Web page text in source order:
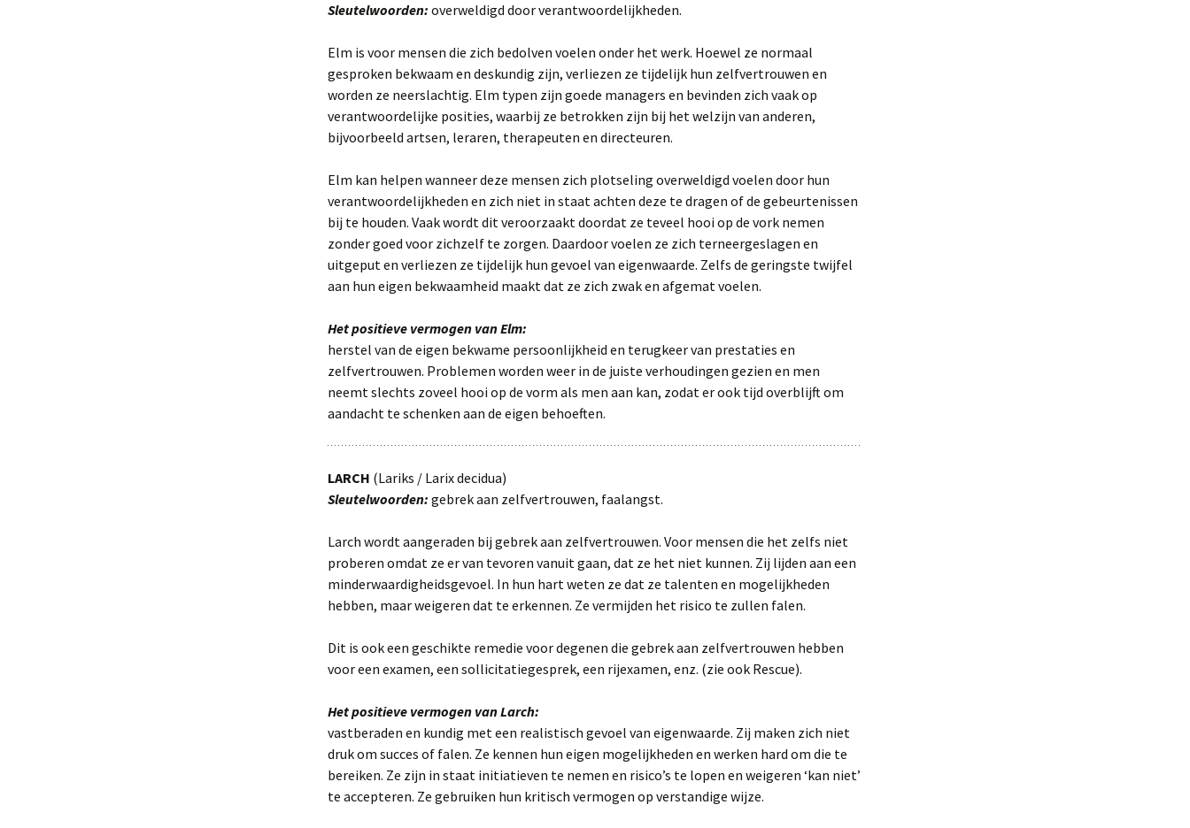
Sleutelwoorden: overweldigd door verantwoordelijkheden.
Elm is voor mensen die zich bedolven voelen onder het werk. Hoewel ze normaal
gesproken bekwaam en deskundig zijn, verliezen ze tijdelijk hun zelfvertrouwen en
worden ze neerslachtig. Elm typen zijn goede managers en bevinden zich vaak op
verantwoordelijke posities, waarbij ze betrokken zijn bij het welzijn van anderen,
bijvoorbeeld artsen, leraren, therapeuten en directeuren.
Elm kan helpen wanneer deze mensen zich plotseling overweldigd voelen door hun
verantwoordelijkheden en zich niet in staat achten deze te dragen of de gebeurtenissen
bij te houden. Vaak wordt dit veroorzaakt doordat ze teveel hooi op de vork nemen
zonder goed voor zichzelf te zorgen. Daardoor voelen ze zich terneergeslagen en
uitgeput en verliezen ze tijdelijk hun gevoel van eigenwaarde. Zelfs de geringste twijfel
aan hun eigen bekwaamheid maakt dat ze zich zwak en afgemat voelen.
Het positieve vermogen van Elm:
herstel van de eigen bekwame persoonlijkheid en terugkeer van prestaties en
zelfvertrouwen. Problemen worden weer in de juiste verhoudingen gezien en men
neemt slechts zoveel hooi op de vorm als men aan kan, zodat er ook tijd overblijft om
aandacht te schenken aan de eigen behoeften.
LARCH (Lariks / Larix decidua)
Sleutelwoorden: gebrek aan zelfvertrouwen, faalangst.
Larch wordt aangeraden bij gebrek aan zelfvertrouwen. Voor mensen die het zelfs niet
proberen omdat ze er van tevoren vanuit gaan, dat ze het niet kunnen. Zij lijden aan een
minderwaardigheidsgevoel. In hun hart weten ze dat ze talenten en mogelijkheden
hebben, maar weigeren dat te erkennen. Ze vermijden het risico te zullen falen.
Dit is ook een geschikte remedie voor degenen die gebrek aan zelfvertrouwen hebben
voor een examen, een sollicitatiegesprek, een rijexamen, enz. (zie ook Rescue).
Het positieve vermogen van Larch:
vastberaden en kundig met een realistisch gevoel van eigenwaarde. Zij maken zich niet
druk om succes of falen. Ze kennen hun eigen mogelijkheden en werken hard om die te
bereiken. Ze zijn in staat initiatieven te nemen en risico’s te lopen en weigeren ‘kan niet’
te accepteren. Ze gebruiken hun kritisch vermogen op verstandige wijze.